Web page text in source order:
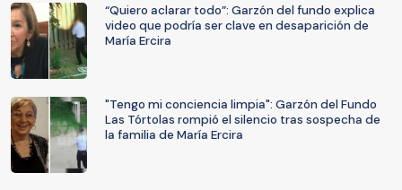
“Quiero aclarar todo”: Garzón del fundo explica
video que podría ser clave en desaparición de
María Ercira
"Tengo mi conciencia limpia": Garzón del Fundo
Las Tórtolas rompió el silencio tras sospecha de
la familia de María Ercira